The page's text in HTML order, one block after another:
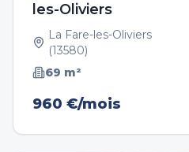
les-Oliviers
La Fare-les-Oliviers
(13580)
69 m²
960 €/mois